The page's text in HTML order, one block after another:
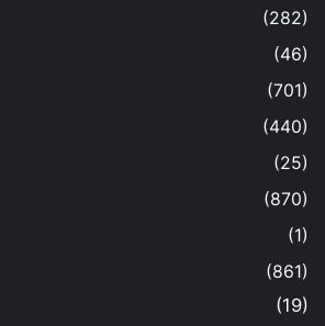
(282)
(46)
(701)
(440)
(25)
(870)
(1)
(861)
(19)